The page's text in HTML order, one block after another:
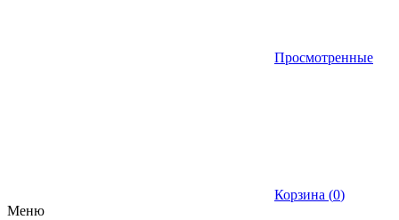
Просмотренные
Корзина (0)
Меню